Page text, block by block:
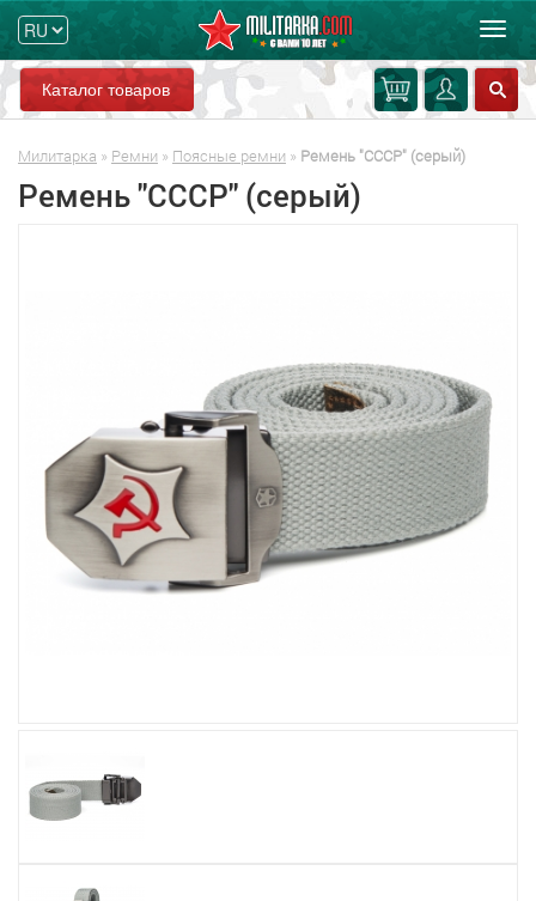
Каталог товаров
Милитарка » Ремни » Поясные ремни » Ремень "СССР" (серый)
Ремень "СССР" (серый)